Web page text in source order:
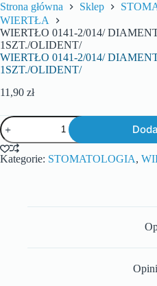
Strona główna Sklep
WIERTŁA
WIERTŁO 0141-2/014/
1SZT./OLIDENT/
WIERTŁO 0141-2/014/
1SZT./OLIDENT/
11,90 zł
Kategorie: STOMATOLOGIA,